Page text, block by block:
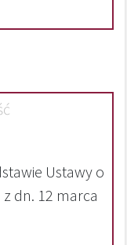
Ustawy o
dn. 12 marca